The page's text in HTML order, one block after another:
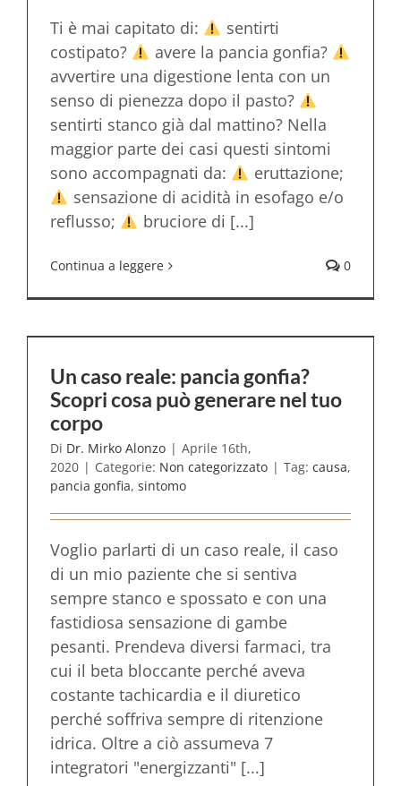
Ti è mai capitato di:
sentirti
costipato?
avere la pancia gonfia?
avvertire una digestione lenta con un
senso di pienezza dopo il pasto?
sentirti stanco già dal mattino? Nella
maggior parte dei casi questi sintomi
sono accompagnati da:
eruttazione;
sensazione di acidità in esofago e/o
reflusso;
bruciore di [...]
Continua a leggere 0
Un caso reale: pancia gonfia?
Scopri cosa può generare nel tuo
corpo
Di Dr. Mirko Alonzo | Aprile 16th,
2020 | Categorie: Non categorizzato | Tag: causa,
pancia gonfia, sintomo
Voglio parlarti di un caso reale, il caso
di un mio paziente che si sentiva
sempre stanco e spossato e con una
fastidiosa sensazione di gambe
pesanti. Prendeva diversi farmaci, tra
cui il beta bloccante perché aveva
costante tachicardia e il diuretico
perché soffriva sempre di ritenzione
idrica. Oltre a ciò assumeva 7
integratori "energizzanti" [...]